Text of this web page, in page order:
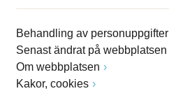
Behandling av personuppgifter
Senast ändrat på webbplatsen
Om webbplatsen
Kakor, cookies